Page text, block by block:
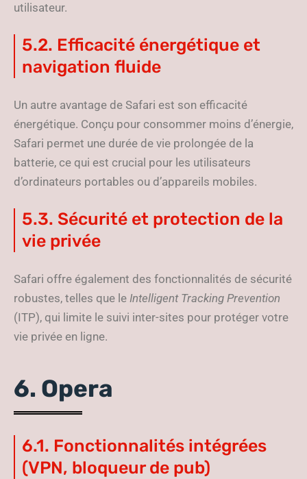
utilisateur.
5.2. Efficacité énergétique et
navigation fluide
Un autre avantage de Safari est son efficacité
énergétique. Conçu pour consommer moins d’énergie,
Safari permet une durée de vie prolongée de la
batterie, ce qui est crucial pour les utilisateurs
d’ordinateurs portables ou d’appareils mobiles.
5.3. Sécurité et protection de la
vie privée
Safari offre également des fonctionnalités de sécurité
robustes, telles que le Intelligent Tracking Prevention
(ITP), qui limite le suivi inter-sites pour protéger votre
vie privée en ligne.
6. Opera
6.1. Fonctionnalités intégrées
(VPN, bloqueur de pub)